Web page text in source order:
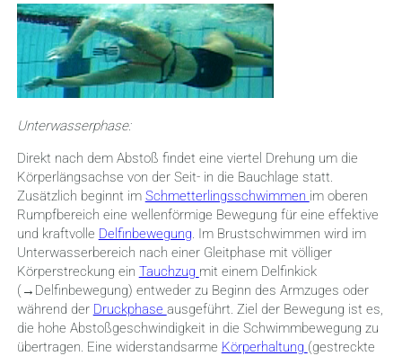
Unterwasserphase:
Direkt nach dem Abstoß findet eine viertel Drehung um die
Körperlängsachse von der Seit- in die Bauchlage statt.
Zusätzlich beginnt im Schmetterlingsschwimmen im oberen
Rumpfbereich eine wellenförmige Bewegung für eine effektive
und kraftvolle Delfinbewegung. Im Brustschwimmen wird im
Unterwasserbereich nach einer Gleitphase mit völliger
Körperstreckung ein Tauchzug mit einem Delfinkick
(→Delfinbewegung) entweder zu Beginn des Armzuges oder
während der Druckphase ausgeführt. Ziel der Bewegung ist es,
die hohe Abstoßgeschwindigkeit in die Schwimmbewegung zu
übertragen. Eine widerstandsarme Körperhaltung (gestreckte